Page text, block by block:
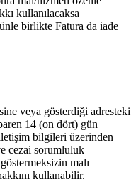
kullanılacaksa
birlikte Fatura da iade
veya gösterdiği adresteki
14 (on dört) gün
bilgileri üzerinden
cezai sorumluluk
malı
kullanabilir.